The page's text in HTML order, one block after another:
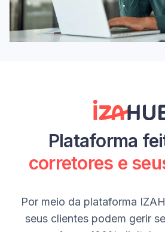
Plataforma
corretores e
Por meio da plataforma
seus clientes podem gerir